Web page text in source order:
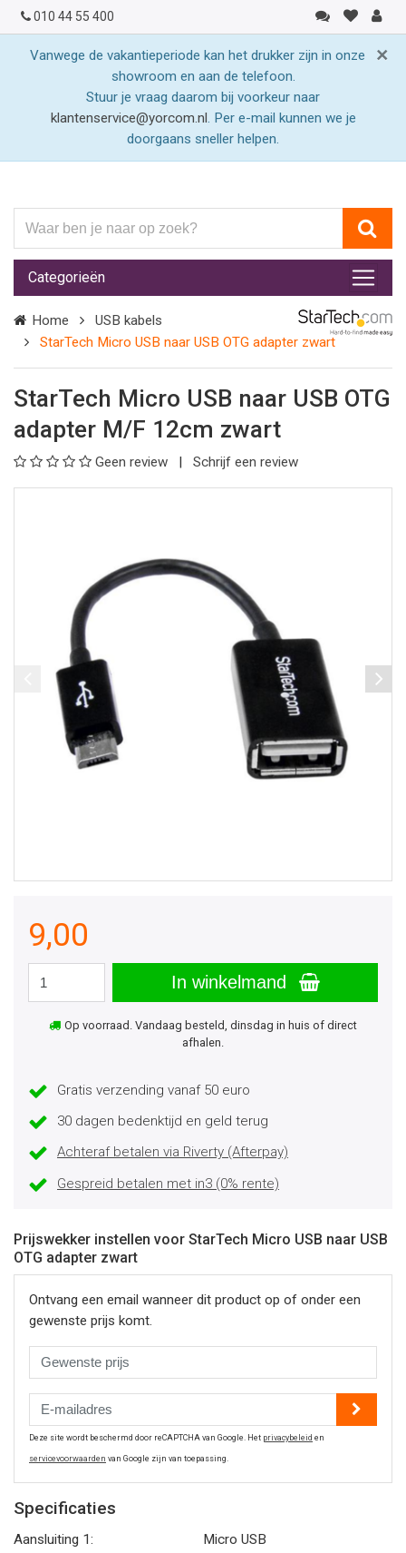
010 44 55 400
×
Vanwege de vakantieperiode kan het drukker zijn in onze
showroom en aan de telefoon.
Stuur je vraag daarom bij voorkeur naar
klantenservice@yorcom.nl. Per e-mail kunnen we je
doorgaans sneller helpen.
ben
je
naar
op
zoek?
Categorieën
Home
USB kabels
StarTech Micro USB naar USB OTG adapter zwart
StarTech Micro USB naar USB OTG
adapter M/F 12cm zwart
Geen review Schrijf een review
9,00
In winkelmand
Op voorraad. Vandaag besteld, dinsdag in huis of direct
afhalen.
Gratis verzending vanaf 50 euro
30 dagen bedenktijd en geld terug
Achteraf betalen via Riverty (Afterpay)
Gespreid betalen met in3 (0% rente)
Prijswekker instellen voor StarTech Micro USB naar USB
OTG adapter zwart
Ontvang een email wanneer dit product op of onder een
gewenste prijs komt.
Deze site wordt beschermd door reCAPTCHA van Google. Het privacybeleid en
servicevoorwaarden van Google zijn van toepassing.
Specificaties
Aansluiting 1:
Micro USB